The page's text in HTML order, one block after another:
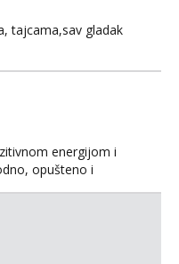
tajcama,sav gladak
energijom i
opušteno i